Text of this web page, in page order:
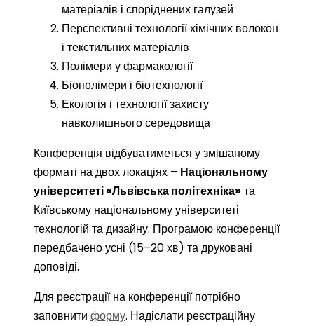
матеріалів і споріднених галузей
Перспективні технології хімічних волокон
і текстильних матеріалів
Полімери у фармакології
Біополімери і біотехнології
Екологія і технології захисту
навколишнього середовища
Конференція відбуватиметься у змішаному
форматі на двох локаціях – Національному
університеті «Львівська політехніка» та
Київському національному університеті
технологій та дизайну. Програмою конференції
передбачено усні (15–20 хв) та друковані
доповіді.
Для реєстрації на конференції потрібно
заповнити форму. Надіслати реєстраційну